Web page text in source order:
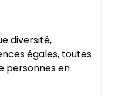
diversité,
égales, toutes
personnes en